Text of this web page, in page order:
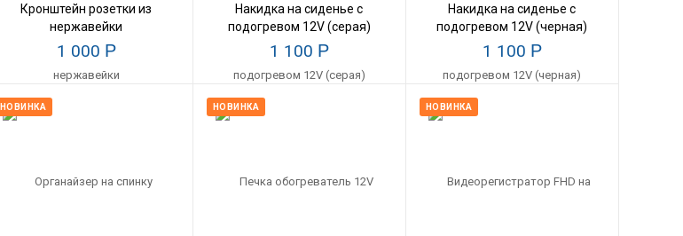
Кронштейн розетки из
нержавейки
1 000 Р
Накидка на сиденье с
подогревом 12V (серая)
1 100 Р
Накидка на сиденье с
подогревом 12V (черная)
1 100 Р
НОВИНКА НОВИНКА НОВИНКА